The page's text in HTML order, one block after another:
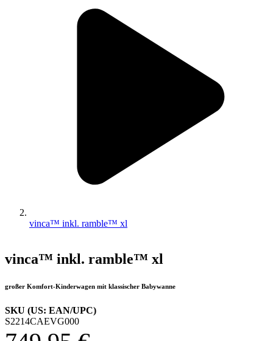
vinca™ inkl. ramble™ xl
vinca™ inkl. ramble™ xl
großer Komfort-Kinderwagen mit klassischer Babywanne
SKU (US: EAN/UPC)
S2214CAEVG000